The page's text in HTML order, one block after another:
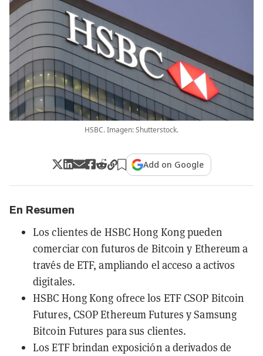
HSBC. Imagen: Shutterstock.
Add on Google
En Resumen
Los clientes de HSBC Hong Kong pueden
comerciar con futuros de Bitcoin y Ethereum a
través de ETF, ampliando el acceso a activos
digitales.
HSBC Hong Kong ofrece los ETF CSOP Bitcoin
Futures, CSOP Ethereum Futures y Samsung
Bitcoin Futures para sus clientes.
Los ETF brindan exposición a derivados de